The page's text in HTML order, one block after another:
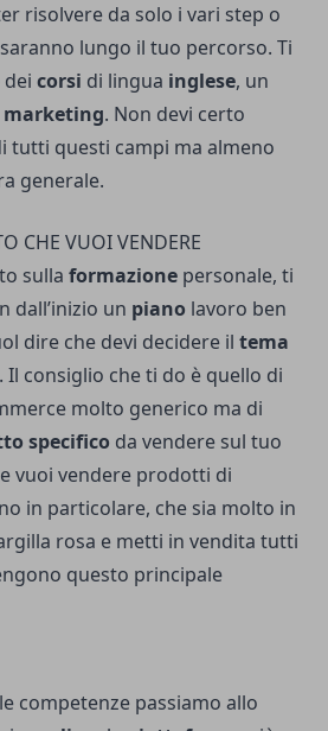
risolvere da solo i vari step o
lungo il tuo percorso. Ti
corsi di lingua inglese, un
marketing. Non devi certo
tutti questi campi ma almeno
generale.
CHE VUOI VENDERE
sulla formazione personale, ti
dall’inizio un piano lavoro ben
dire che devi decidere il tema
consiglio che ti do è quello di
molto generico ma di
specifico da vendere sul tuo
vuoi vendere prodotti di
in particolare, che sia molto in
rosa e metti in vendita tutti
questo principale
competenze passiamo allo